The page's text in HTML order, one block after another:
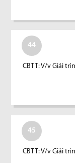
44
CBTT: V/v Giải
45
CBTT: V/v Giải